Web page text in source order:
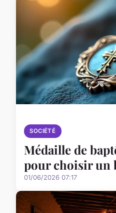
SOCIÉTÉ
Médaille de
pour choisir un
01/06/2026 07:17